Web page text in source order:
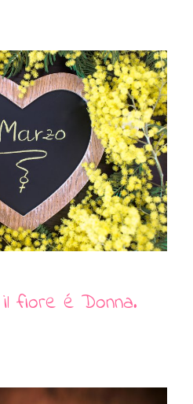
il fiore é Donna.